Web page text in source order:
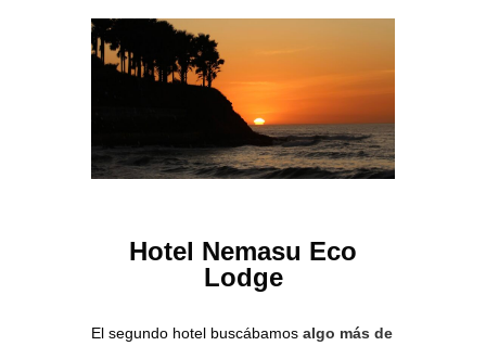
Hotel Nemasu Eco
Lodge
El segundo hotel buscábamos algo más de